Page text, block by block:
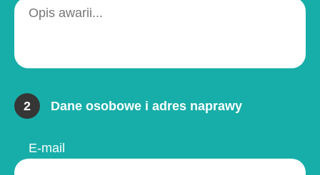
2 Dane osobowe i adres naprawy
E-mail